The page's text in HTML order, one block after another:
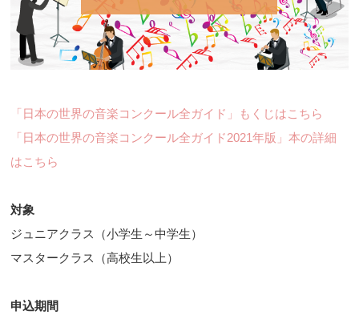
「日本の世界の音楽コンクール全ガイド」もくじはこちら
「日本の世界の音楽コンクール全ガイド2021年版」本の詳細
はこちら
対象
ジュニアクラス（小学生～中学生）
マスタークラス（高校生以上）
申込期間